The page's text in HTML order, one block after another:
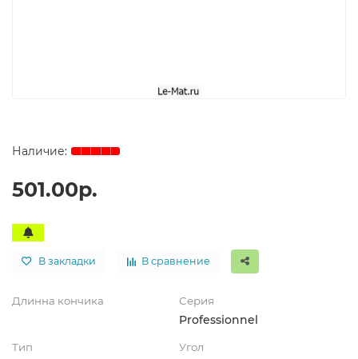
501.00р.
В закладки В сравнение
Длинна кончика Серия
Professionnel
Тип Угол